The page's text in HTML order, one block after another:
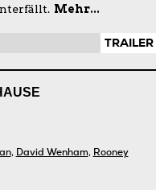
Mehr...
TRAILER
,David Wenham,Rooney